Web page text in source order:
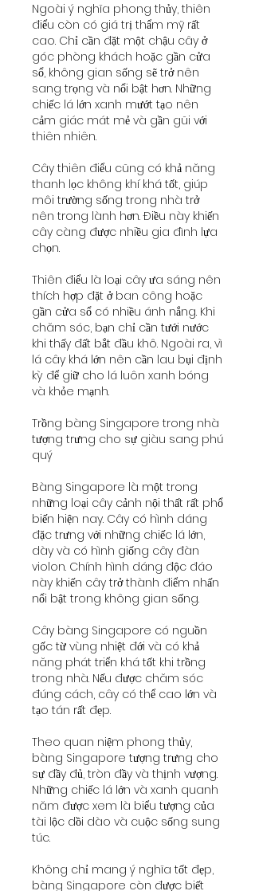
Ngoài ý nghĩa phong thủy, thiên
điểu còn có giá trị thẩm mỹ rất
cao. Chỉ cần đặt một chậu cây ở
góc phòng khách hoặc gần cửa
sổ, không gian sống sẽ trở nên
sang trọng và nổi bật hơn. Những
chiếc lá lớn xanh mướt tạo nên
cảm giác mát mẻ và gần gũi với
thiên nhiên.
Cây thiên điểu cũng có khả năng
thanh lọc không khí khá tốt, giúp
môi trường sống trong nhà trở
nên trong lành hơn. Điều này khiến
cây càng được nhiều gia đình lựa
chọn.
Thiên điểu là loại cây ưa sáng nên
thích hợp đặt ở ban công hoặc
gần cửa sổ có nhiều ánh nắng. Khi
chăm sóc, bạn chỉ cần tưới nước
khi thấy đất bắt đầu khô. Ngoài ra, vì
lá cây khá lớn nên cần lau bụi định
kỳ để giữ cho lá luôn xanh bóng
và khỏe mạnh.
Trồng bàng Singapore trong nhà
tượng trưng cho sự giàu sang phú
quý
Bàng Singapore là một trong
những loại cây cảnh nội thất rất phổ
biến hiện nay. Cây có hình dáng
đặc trưng với những chiếc lá lớn,
dày và có hình giống cây đàn
violon. Chính hình dáng độc đáo
này khiến cây trở thành điểm nhấn
nổi bật trong không gian sống.
Cây bàng Singapore có nguồn
gốc từ vùng nhiệt đới và có khả
năng phát triển khá tốt khi trồng
trong nhà. Nếu được chăm sóc
đúng cách, cây có thể cao lớn và
tạo tán rất đẹp.
Theo quan niệm phong thủy,
bàng Singapore tượng trưng cho
sự đầy đủ, tròn đầy và thịnh vượng.
Những chiếc lá lớn và xanh quanh
năm được xem là biểu tượng của
tài lộc dồi dào và cuộc sống sung
túc.
Không chỉ mang ý nghĩa tốt đẹp,
bàng Singapore còn được biết